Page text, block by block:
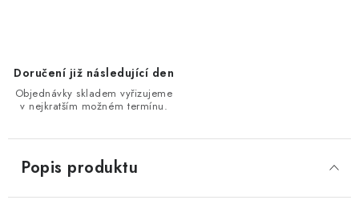
Doručení již následující den
Objednávky skladem vyřizujeme
v nejkratším možném termínu.
Popis produktu